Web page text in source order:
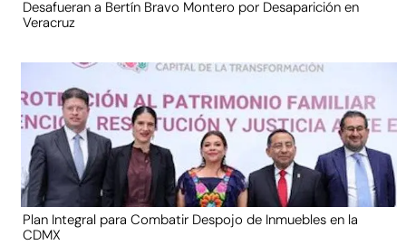
Desafueran a Bertín Bravo Montero por Desaparición en
Veracruz
Plan Integral para Combatir Despojo de Inmuebles en la
CDMX